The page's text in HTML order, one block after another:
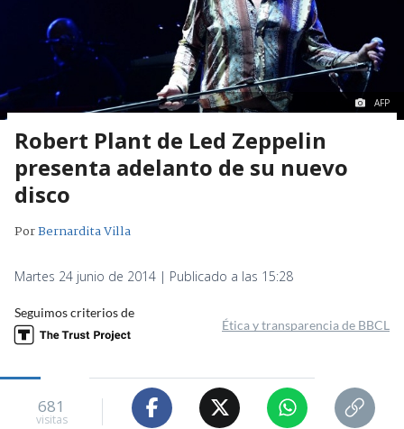
AFP
Robert Plant de Led Zeppelin
presenta adelanto de su nuevo
disco
PorBernardita Villa
Martes 24 junio de 2014 | Publicado a las 15:28
Seguimos criterios de
Ética y transparencia de BBCL
681
visitas